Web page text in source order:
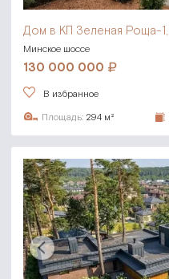
Дом в КП Зеленая Роща-1,
Минское шоссе
130 000 000
В избранное
Площадь: 294 м²